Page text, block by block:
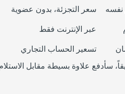
نفسه سعر التجزئة، بدون عضوية
عبر الإنترنت فقط
تسعير الحساب التجاري